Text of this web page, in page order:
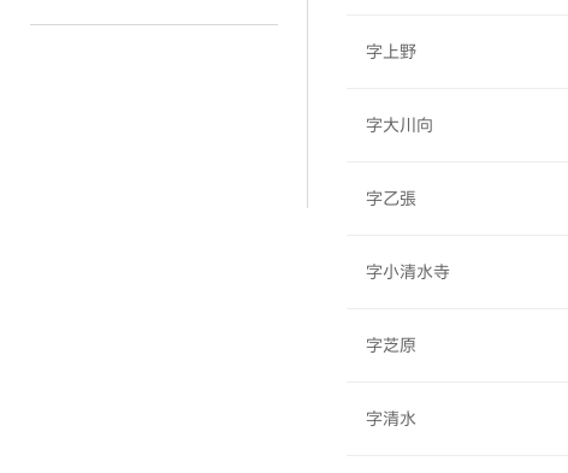
字上野
字大川向
字乙張
字小清水寺
字芝原
字清水